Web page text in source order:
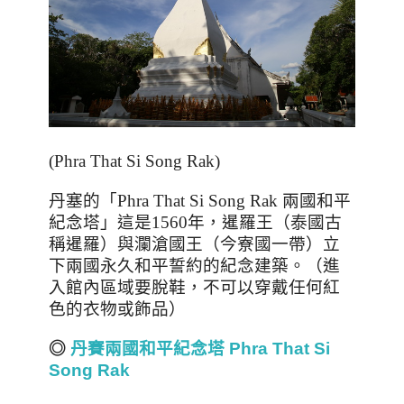
(Phra That Si Song Rak)
丹塞的「Phra That Si Song Rak 兩國和平
紀念塔」這是1560年，暹羅王（泰國古
稱暹羅）與瀾滄國王（今寮國一帶）立
下兩國永久和平誓約的紀念建築。（進
入館內區域要脫鞋，不可以穿戴任何紅
色的衣物或飾品）
◎ 丹賽兩國和平紀念塔 Phra That Si
Song Rak